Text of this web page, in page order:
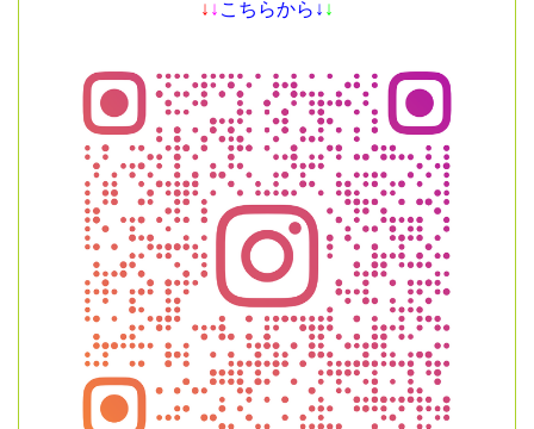
↓ ↓ こちらから↓ ↓